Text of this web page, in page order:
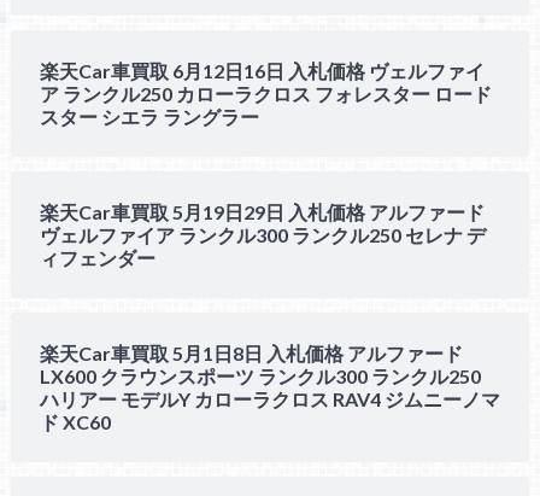
楽天Car車買取 6月12日16日 入札価格 ヴェルファイ
ア ランクル250 カローラクロス フォレスター ロード
スター シエラ ラングラー
楽天Car車買取 5月19日29日 入札価格 アルファード
ヴェルファイア ランクル300 ランクル250 セレナ デ
ィフェンダー
楽天Car車買取 5月1日8日 入札価格 アルファード
LX600 クラウンスポーツ ランクル300 ランクル250
ハリアー モデルY カローラクロス RAV4 ジムニーノマ
ド XC60